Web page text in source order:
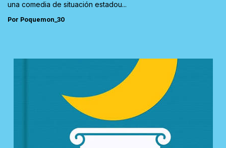
una comedia de situación estadou...
Por Poquemon_30